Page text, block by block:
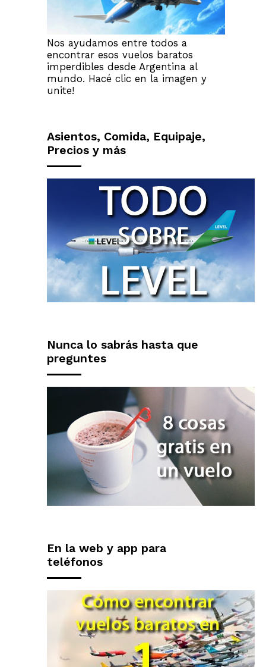
Nos ayudamos entre todos a
encontrar esos vuelos baratos
imperdibles desde Argentina al
mundo. Hacé clic en la imagen y
unite!
Asientos, Comida, Equipaje,
Precios y más
Nunca lo sabrás hasta que
preguntes
En la web y app para
teléfonos